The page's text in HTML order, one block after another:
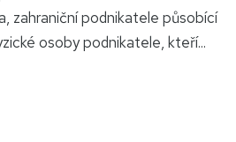
zahraniční podnikatele působící
osoby podnikatele, kteří...